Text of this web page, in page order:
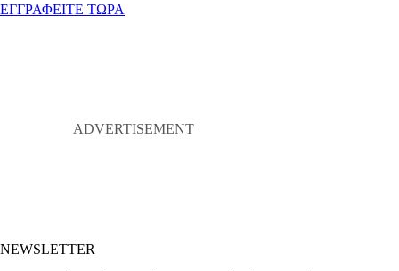
ΕΓΓΡΑΦΕΙΤΕ ΤΩΡΑ
NEWSLETTER